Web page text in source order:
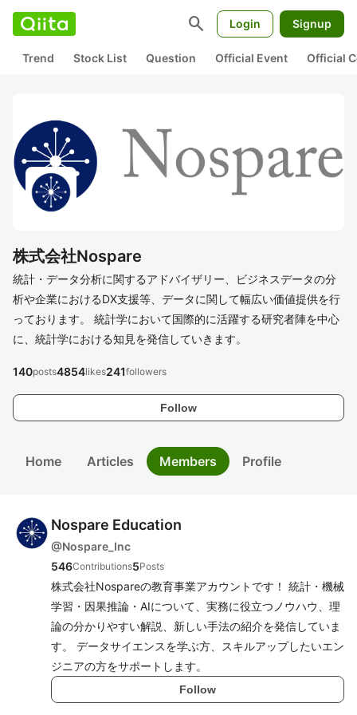
search Login Signup
Trend Stock List Question Official Event Official
株式会社Nospare
統計・データ分析に関するアドバイザリー、ビジネスデータの分
析や企業におけるDX支援等、データに関して幅広い価値提供を行
っております。 統計学において国際的に活躍する研究者陣を中心
に、統計学における知見を発信していきます。
Follow
140posts4854likes241followers
Home Articles Members Profile
Nospare Education
@Nospare_Inc
546Contributions5Posts
株式会社Nospareの教育事業アカウントです！ 統計・機械
学習・因果推論・AIについて、実務に役立つノウハウ、理
論の分かりやすい解説、新しい手法の紹介を発信していま
す。 データサイエンスを学ぶ方、スキルアップしたいエン
ジニアの方をサポートします。
Follow